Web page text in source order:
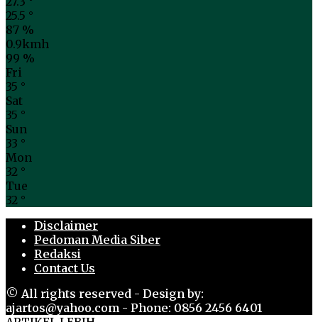
25.5 °
87 %
0.9kmh
99 %
Fri
35 °
Sat
35 °
Sun
33 °
Mon
32 °
Tue
32 °
Disclaimer
Pedoman Media Siber
Redaksi
Contact Us
© All rights reserved - Design by:
ajartos@yahoo.com - Phone: 0856 2456 6401